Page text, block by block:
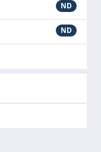
ND
ND